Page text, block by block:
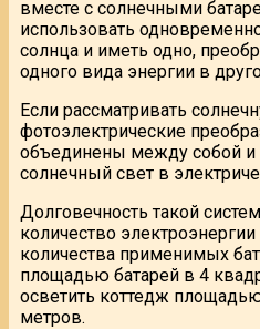
вместе с солнечными
использовать
солнца и иметь одно,
одного вида энергии в
Если рассматривать
фотоэлектрические
объединены между собой и
солнечный свет в
Долговечность такой
количество
количества применимых
площадью батарей в 4
осветить коттедж
метров.